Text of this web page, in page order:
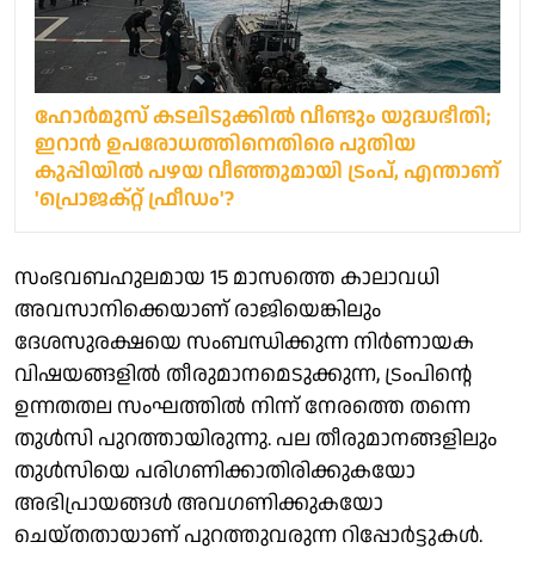
ഹോര്‍മുസ് കടലിടുക്കില്‍ വീണ്ടും യുദ്ധഭീതി;
ഇറാൻ ഉപരോധത്തിനെതിരെ പുതിയ
കുപ്പിയിൽ പഴയ വീഞ്ഞുമായി ട്രംപ്, എന്താണ്
'പ്രൊജക്റ്റ് ഫ്രീഡം'?
സംഭവബഹുലമായ 15 മാസത്തെ കാലാവധി
അവസാനിക്കെയാണ് രാജിയെങ്കിലും
ദേശസുരക്ഷയെ സംബന്ധിക്കുന്ന നിർണായക
വിഷയങ്ങളിൽ തീരുമാനമെടുക്കുന്ന, ട്രംപിന്റെ
ഉന്നതതല സംഘത്തിൽ നിന്ന് നേരത്തെ തന്നെ
തുൾസി പുറത്തായിരുന്നു. പല തീരുമാനങ്ങളിലും
തുൾസിയെ പരിഗണിക്കാതിരിക്കുകയോ
അഭിപ്രായങ്ങൾ അവഗണിക്കുകയോ
ചെയ്തതായാണ് പുറത്തുവരുന്ന റിപ്പോർട്ടുകൾ.